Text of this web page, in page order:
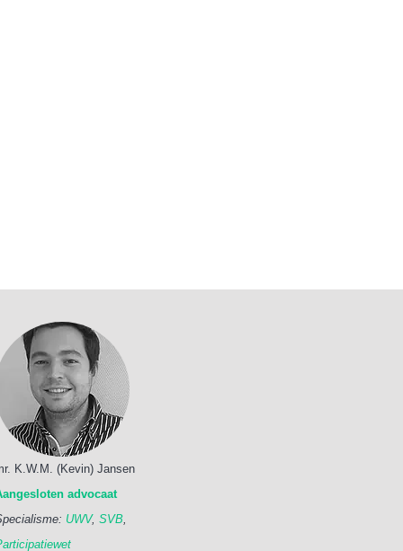
K.W.M. (Kevin) Jansen
advocaat
UWV, SVB,